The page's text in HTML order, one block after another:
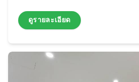
ดูรายละเอียด